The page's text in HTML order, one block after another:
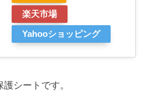
楽天市場
Yahooショッピング
シートです。